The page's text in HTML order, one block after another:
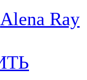
Alena Ray